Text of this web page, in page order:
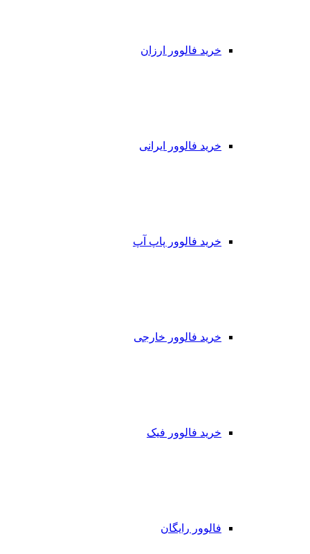
خرید فالوور ارزان
خرید فالوور ایرانی
خرید فالوور پاپ آپ
خرید فالوور خارجی
خرید فالوور فیک
فالوور رایگان